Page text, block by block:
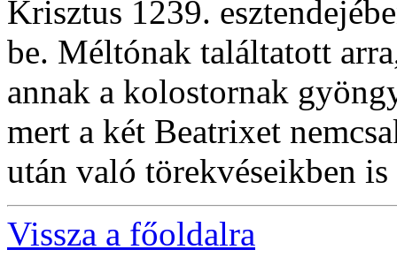
Krisztus 1239.
be. Méltónak találtatott
annak a kolostornak
mert a két Beatrixet
után való törekvéseikben
Vissza a főoldalra